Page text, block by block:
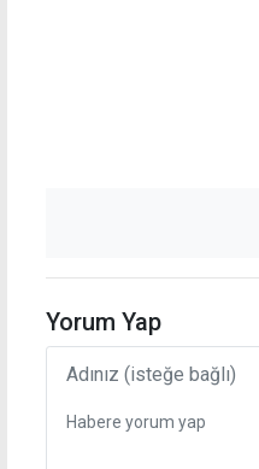
Yorum Yap